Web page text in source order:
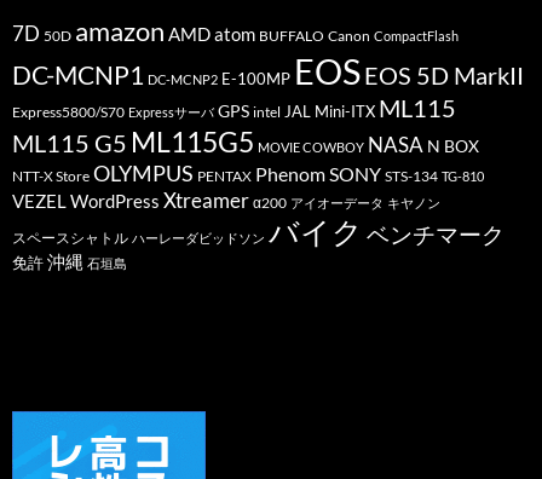
7D 50D amazon AMDatom BUFFALO Canon CompactFlash
DC-MCNP1 DC-MCNP2 E-100MP EOSEOS 5D MarkII
Express5800/S70 Expressサーバ GPS intel JAL Mini-ITX ML115
ML115 G5 ML115G5 MOVIE COWBOY NASA N BOX
NTT-X Store OLYMPUS PENTAX PhenomSONY STS-134 TG-810
VEZELWordPress Xtreamer α200 アイオーデータ キヤノン
スペースシャトル ハーレーダビッドソン バイク ベンチマーク
免許沖縄 石垣島